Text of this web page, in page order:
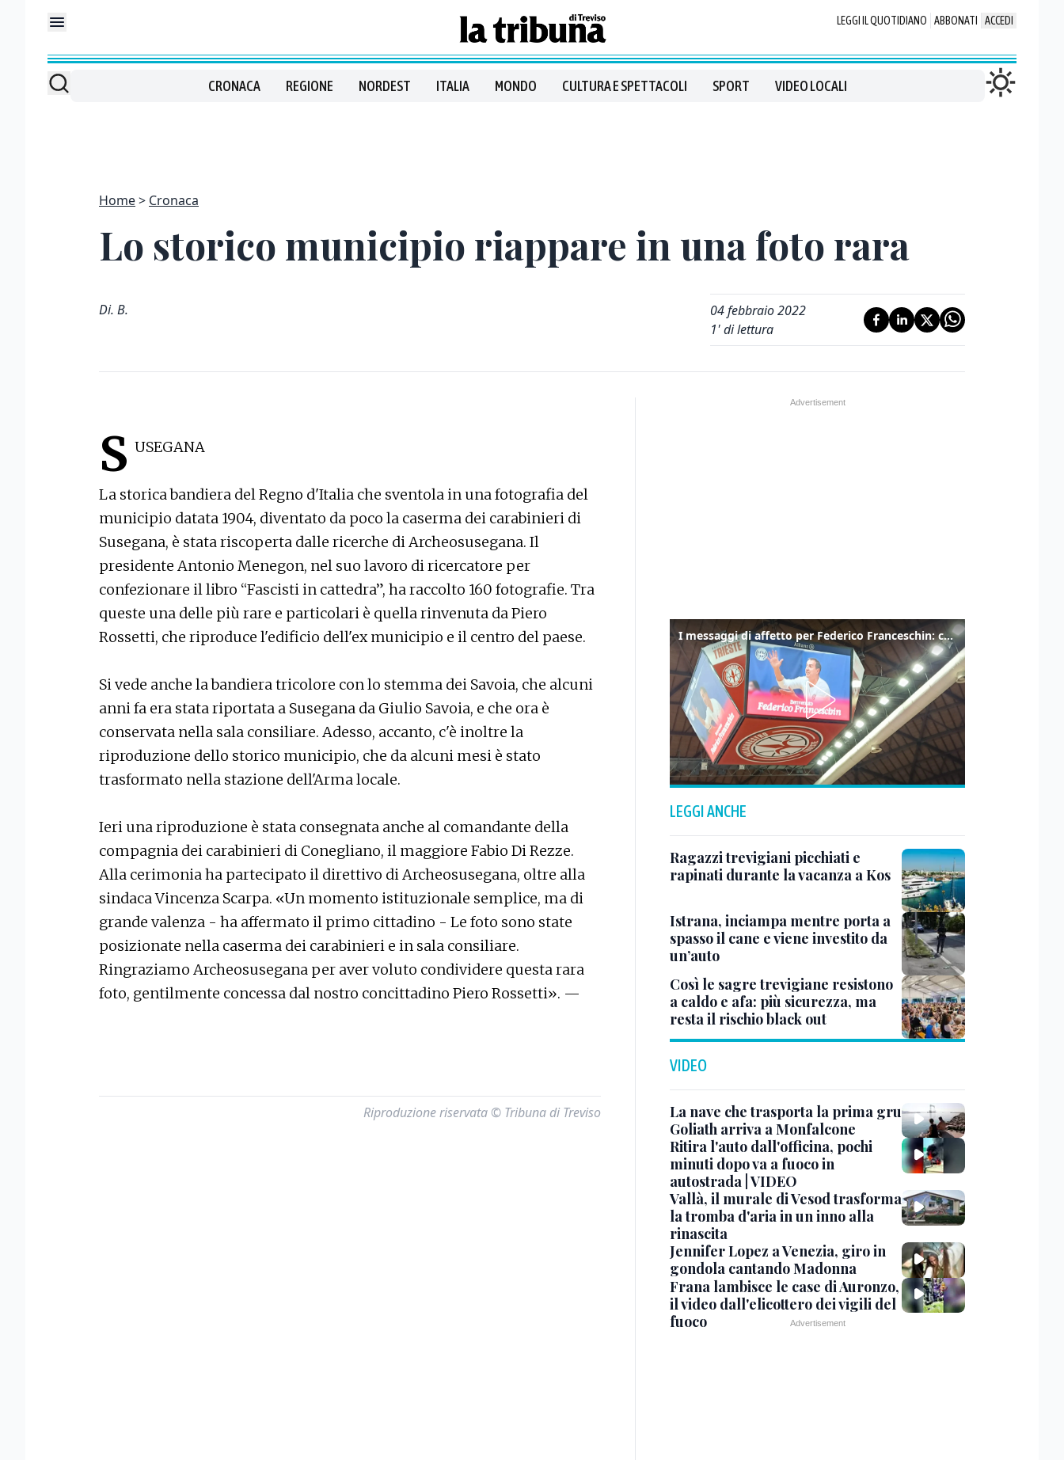
LEGGI IL QUOTIDIANO ABBONATI ACCEDI
CRONACA REGIONE NORDEST ITALIA MONDO CULTURA E SPETTACOLI SPORT VIDEO LOCALI
Home Cronaca
Lo storico municipio riappare in una foto rara
Di. B.
04 febbraio 2022
1' di lettura
S USEGANA
La storica bandiera del Regno d'Italia che sventola in una fotografia del
municipio datata 1904, diventato da poco la caserma dei carabinieri di
Susegana, è stata riscoperta dalle ricerche di Archeosusegana. Il
presidente Antonio Menegon, nel suo lavoro di ricercatore per
confezionare il libro “Fascisti in cattedra”, ha raccolto 160 fotografie. Tra
queste una delle più rare e particolari è quella rinvenuta da Piero
Rossetti, che riproduce l'edificio dell'ex municipio e il centro del paese.
Si vede anche la bandiera tricolore con lo stemma dei Savoia, che alcuni
anni fa era stata riportata a Susegana da Giulio Savoia, e che ora è
conservata nella sala consiliare. Adesso, accanto, c'è inoltre la
riproduzione dello storico municipio, che da alcuni mesi è stato
trasformato nella stazione dell'Arma locale.
Ieri una riproduzione è stata consegnata anche al comandante della
compagnia dei carabinieri di Conegliano, il maggiore Fabio Di Rezze.
Alla cerimonia ha partecipato il direttivo di Archeosusegana, oltre alla
sindaca Vincenza Scarpa. «Un momento istituzionale semplice, ma di
grande valenza - ha affermato il primo cittadino - Le foto sono state
posizionate nella caserma dei carabinieri e in sala consiliare.
Ringraziamo Archeosusegana per aver voluto condividere questa rara
foto, gentilmente concessa dal nostro concittadino Piero Rossetti». —
Riproduzione riservata © Tribuna di Treviso
I messaggi di affetto per Federico Franceschin: così il mondo del basket gli è stato accanto fino all’ultimo
LEGGI ANCHE
Ragazzi trevigiani picchiati e
rapinati durante la vacanza a Kos
Istrana, inciampa mentre porta a
spasso il cane e viene investito da
un’auto
Così le sagre trevigiane resistono
a caldo e afa: più sicurezza, ma
resta il rischio black out
VIDEO
La nave che trasporta la prima gru
Goliath arriva a Monfalcone
Ritira l'auto dall'officina, pochi
minuti dopo va a fuoco in
autostrada | VIDEO
Vallà, il murale di Vesod trasforma
la tromba d'aria in un inno alla
rinascita
Jennifer Lopez a Venezia, giro in
gondola cantando Madonna
Frana lambisce le case di Auronzo,
il video dall'elicottero dei vigili del
fuoco